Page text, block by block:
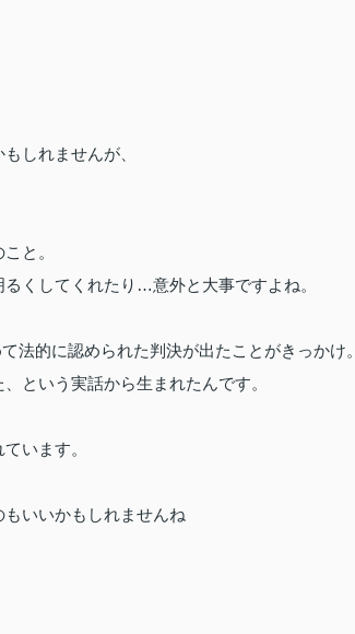
しれませんが、
と。
くしてくれたり…意外と大事ですよね。
法的に認められた判決が出たことがきっかけ。
という実話から生まれたんです。
います。
いいかもしれませんね